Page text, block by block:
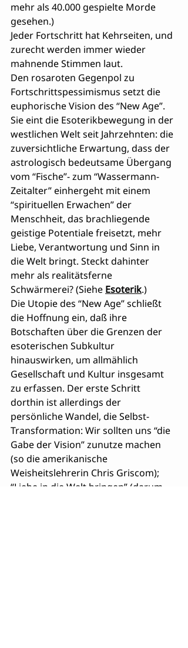
mehr als 40.000 gespielte Morde
gesehen.)
Jeder Fortschritt hat Kehrseiten, und
zurecht werden immer wieder
mahnende Stimmen laut.
Den rosaroten Gegenpol zu
Fortschrittspessimismus setzt die
euphorische Vision des “New Age”.
Sie eint die Esoterikbewegung in der
westlichen Welt seit Jahrzehnten: die
zuversichtliche Erwartung, dass der
astrologisch bedeutsame Übergang
vom “Fische”- zum “Wassermann-
Zeitalter” einhergeht mit einem
“spirituellen Erwachen” der
Menschheit, das brachliegende
geistige Potentiale freisetzt, mehr
Liebe, Verantwortung und Sinn in
die Welt bringt. Steckt dahinter
mehr als realitätsferne
Schwärmerei? (Siehe Esoterik.)
Die Utopie des “New Age” schließt
die Hoffnung ein, daß ihre
Botschaften über die Grenzen der
esoterischen Subkultur
hinauswirken, um allmählich
Gesellschaft und Kultur insgesamt
zu erfassen. Der erste Schritt
dorthin ist allerdings der
persönliche Wandel, die Selbst-
Transformation: Wir sollten uns “die
Gabe der Vision” zunutze machen
(so die amerikanische
Weisheitslehrerin Chris Griscom);
“Liebe in die Welt bringen” (darum